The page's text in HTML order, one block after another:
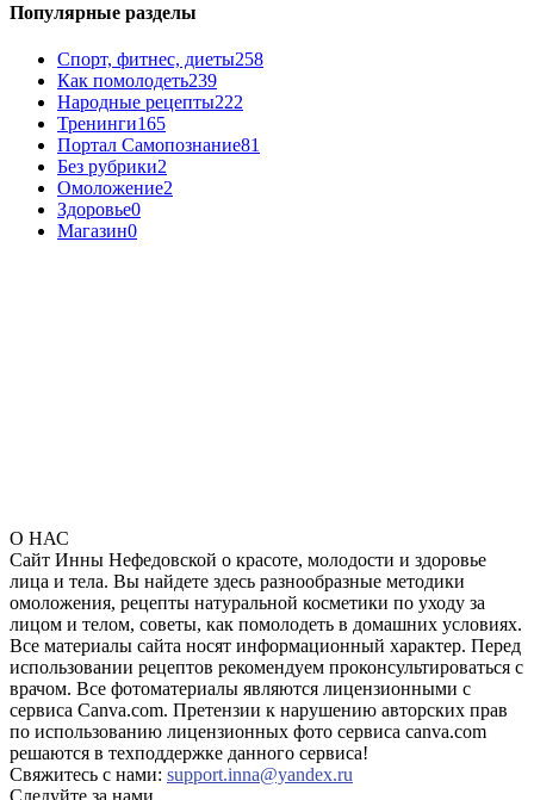
Популярные разделы
Спорт, фитнес, диеты258
Как помолодеть239
Народные рецепты222
Тренинги165
Портал Самопознание81
Без рубрики2
Омоложение2
Здоровье0
Магазин0
О НАС
Сайт Инны Нефедовской о красоте, молодости и здоровье
лица и тела. Вы найдете здесь разнообразные методики
омоложения, рецепты натуральной косметики по уходу за
лицом и телом, советы, как помолодеть в домашних условиях.
Все материалы сайта носят информационный характер. Перед
использовании рецептов рекомендуем проконсультироваться с
врачом. Все фотоматериалы являются лицензионными с
сервиса Canva.com. Претензии к нарушению авторских прав
по использованию лицензионных фото сервиса canva.com
решаются в техподдержке данного сервиса!
Свяжитесь с нами: support.inna@yandex.ru
Следуйте за нами